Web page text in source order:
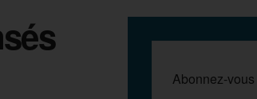
Abonnez-